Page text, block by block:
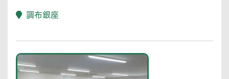
調布銀座